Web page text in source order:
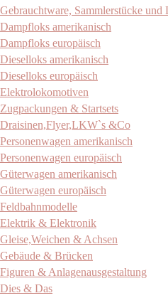
Gebrauchtware, Sammlerstücke und
Dampfloks amerikanisch
Dampfloks europäisch
Dieselloks amerikanisch
Dieselloks europäisch
Elektrolokomotiven
Zugpackungen & Startsets
Draisinen,Flyer,LKW`s &Co
Personenwagen amerikanisch
Personenwagen europäisch
Güterwagen amerikanisch
Güterwagen europäisch
Feldbahnmodelle
Elektrik & Elektronik
Gleise,Weichen & Achsen
Gebäude & Brücken
Figuren & Anlagenausgestaltung
Dies & Das